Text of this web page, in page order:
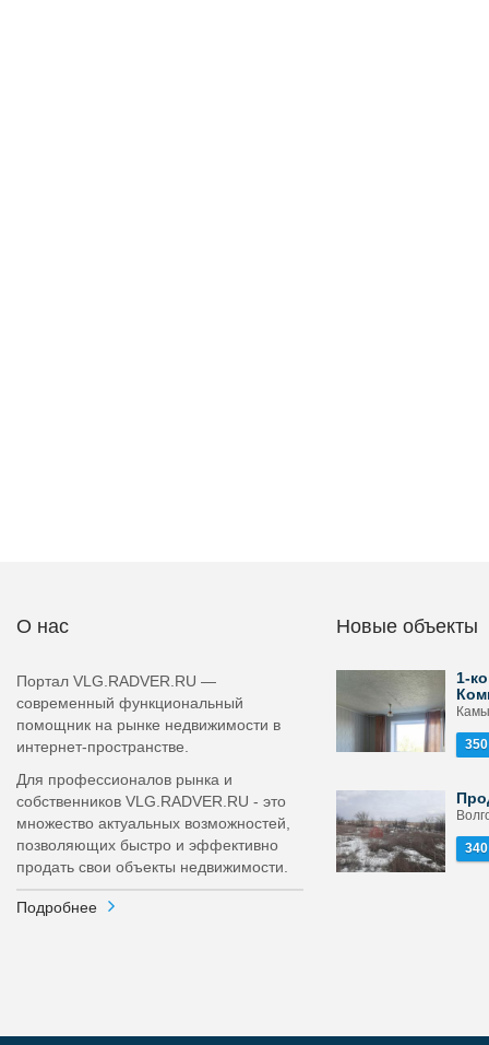
О нас
Портал VLG.RADVER.RU —
современный функциональный
помощник на рынке недвижимости в
интернет-пространстве.
Для профессионалов рынка и
собственников VLG.RADVER.RU - это
множество актуальных возможностей,
позволяющих быстро и эффективно
продать свои объекты недвижимости.
Подробнее
Новые объекты
1-